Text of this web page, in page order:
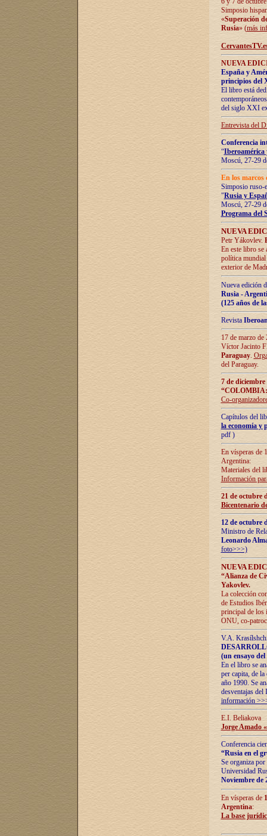
Simposio
«Superación
Rusia» (más
NUEVA
España y
principios del
El libro está
del siglo XXI
Entrevista del
Conferencia
“Iberoamérica
Moscú, 27-29
En los marcos
Simposio ruso-
"Rusia y
Moscú, 27-29
Programa del
NUEVA
Petr Yákovlev.
En este libro se
política mundial
exterior de
Nueva edición
Rusia -
(125 años de
Revista
17 de marzo
Víctor Jacinto
Paraguay.
del Paraguay.
7 de
Co-
Capítulos del
la economía y
pdf )
En vísperas de
Argentina:
Materiales del
Información
21 de octubre
Bicentenario
12 de octubre
Ministro de
Leonardo
foto>>>)
NUEVA
“Alianza de
Yakovlev.
La colección
de Estudios
principal de los
ONU, co-
V.A.
(un ensayo
En el libro se
per capita, de
año 1990. Se
desventajas
información
E.I. Beliakova
Jorge Amado
Conferencia
“Rusia en el
Se organiza
Universidad
Noviembre de
En vísperas de
Argentina:
La base